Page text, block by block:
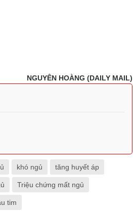
NGUYÊN HOÀNG (DAILY MAIL)
khó ngủ tăng huyết áp
Triệu chứng mất ngủ
tim